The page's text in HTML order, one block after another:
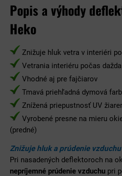
Popis a výhody
Heko
Znižuje hluk vetra v interiéri
Vetrania interiéru počas
Vhodné aj pre fajčiarov
Tmavá priehľadná dymová
Znížená priepustnosť UV
Vyrobené presne na mieru
(predné)
Znižuje hluk a prúdenie
Pri nasadených deflektoroch na
nepríjemné prúdenie vzduchu pri